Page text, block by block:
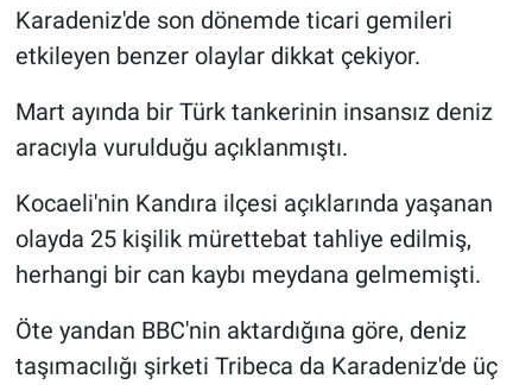
Karadeniz'de son dönemde ticari gemileri
etkileyen benzer olaylar dikkat çekiyor.
Mart ayında bir Türk tankerinin insansız deniz
aracıyla vurulduğu açıklanmıştı.
Kocaeli'nin Kandıra ilçesi açıklarında yaşanan
olayda 25 kişilik mürettebat tahliye edilmiş,
herhangi bir can kaybı meydana gelmemişti.
Öte yandan BBC'nin aktardığına göre, deniz
taşımacılığı şirketi Tribeca da Karadeniz'de üç